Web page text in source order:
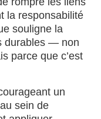
la responsabilité
souligne la
durables — non
parce que c’est
un
sein de